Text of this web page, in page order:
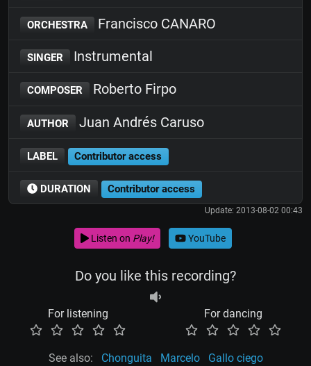
ORCHESTRA Francisco CANARO
SINGER Instrumental
COMPOSER Roberto Firpo
AUTHOR Juan Andrés Caruso
LABEL Contributor access
DURATION Contributor access
Update: 2013-08-02 00:43
Listen on Play! YouTube
Do you like this recording?
For listening For dancing
See also: Chonguita Marcelo Gallo ciego